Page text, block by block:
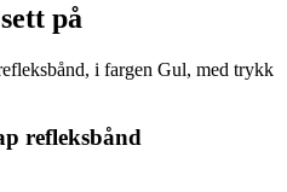
på
refleksbånd